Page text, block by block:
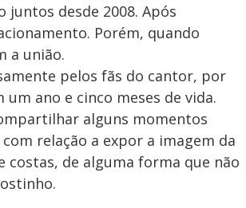
juntos desde 2008. Após
Porém, quando
a união.
pelos fãs do cantor, por
ano e cinco meses de vida.
alguns momentos
relação a expor a imagem da
costas, de alguma forma que não